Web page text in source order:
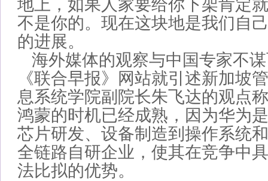
地上，如果人家要给你下架肯定
不是你的。现在这块地是我们自
的进展。
海外媒体的观察与中国专家不
《联合早报》网站就引述新加坡
息系统学院副院长朱飞达的观点
鸿蒙的时机已经成熟，因为华为
芯片研发、设备制造到操作系统
全链路自研企业，使其在竞争中
法比拟的优势。